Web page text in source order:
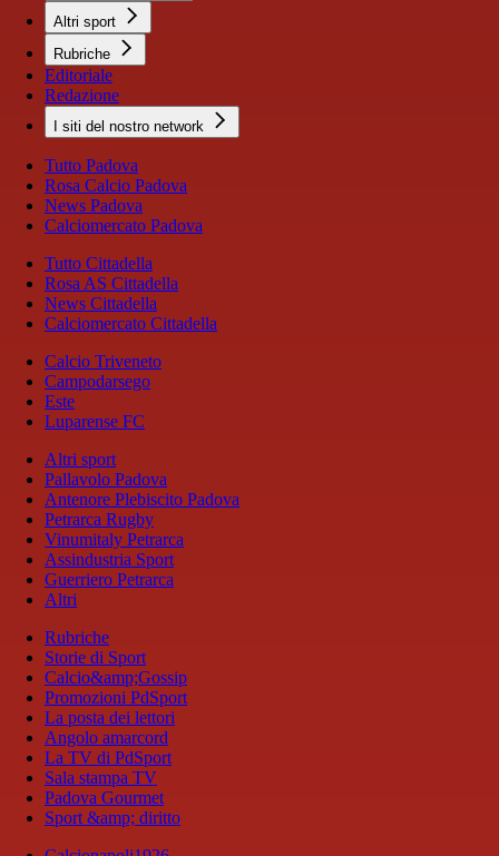
Altri sport
Rubriche
Editoriale
Redazione
I siti del nostro network
Tutto Padova
Rosa Calcio Padova
News Padova
Calciomercato Padova
Tutto Cittadella
Rosa AS Cittadella
News Cittadella
Calciomercato Cittadella
Calcio Triveneto
Campodarsego
Este
Luparense FC
Altri sport
Pallavolo Padova
Antenore Plebiscito Padova
Petrarca Rugby
Vinumitaly Petrarca
Assindustria Sport
Guerriero Petrarca
Altri
Rubriche
Storie di Sport
Calcio&amp;Gossip
Promozioni PdSport
La posta dei lettori
Angolo amarcord
La TV di PdSport
Sala stampa TV
Padova Gourmet
Sport &amp; diritto